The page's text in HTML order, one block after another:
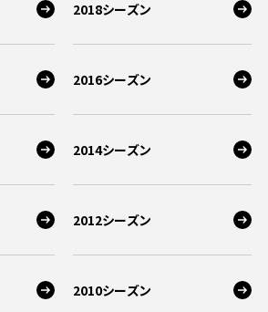
2018シーズン
2016シーズン
2014シーズン
2012シーズン
2010シーズン